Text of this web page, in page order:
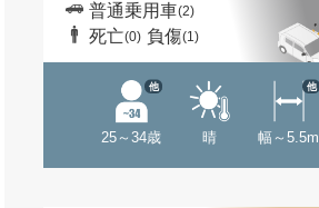
普通乗用車(2)
死亡(0) 負傷(1)
25～34歳
他
晴 幅～5.5m
他